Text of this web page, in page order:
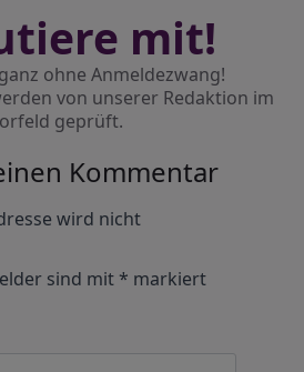
mit!
ohne Anmeldezwang!
von unserer Redaktion im
geprüft.
Kommentar
wird nicht
sind mit* markiert